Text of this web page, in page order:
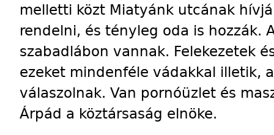
melletti közt Miatyánk utcának
rendelni, és tényleg oda is hozzák.
szabadlábon vannak. Felekezetek
ezeket mindenféle vádakkal illetik,
válaszolnak. Van pornóüzlet és
Árpád a köztársaság elnöke.